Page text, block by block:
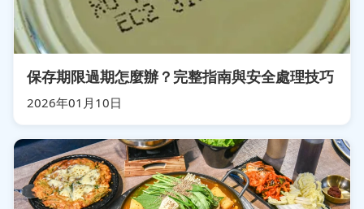
保存期限過期怎麼辦？完整指南與安全處理技巧
2026年01月10日